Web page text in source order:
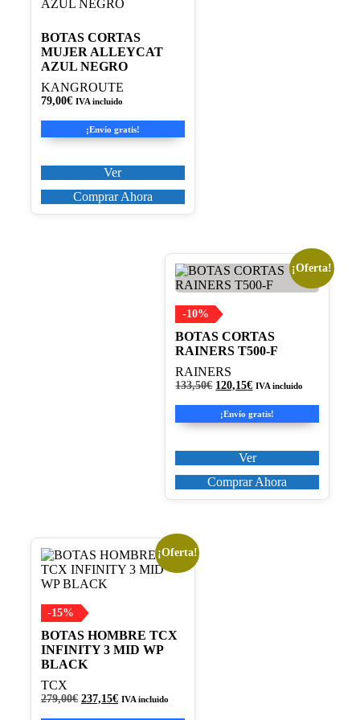
BOTAS CORTAS
MUJER ALLEYCAT
AZUL NEGRO
KANGROUTE
79,00€ IVA incluido
¡Envío gratis!
Ver
variantes.
Las
opciones
se
pueden
elegir
en
Comprar Ahora
¡Oferta!
-10%
BOTAS CORTAS
RAINERS T500-F
RAINERS
133,50€ El
original
era:
120,15€El
actual
es:
IVA incluido
¡Envío gratis!
Ver
Este
producto
múltiples
variantes.
Las
opciones
se
pueden
la
producto
Comprar Ahora
¡Oferta!
-15%
BOTAS HOMBRE TCX
INFINITY 3 MID WP
BLACK
TCX
279,00€ El
237,15€ElIVA incluido
Este
producto
tiene
variantes.
Las
opciones
se
pueden
elegir
en